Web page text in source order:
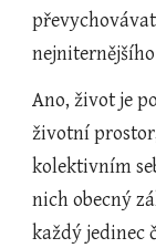
Ano, život je
životní
kolektivním
nich obecný
každý jedinec